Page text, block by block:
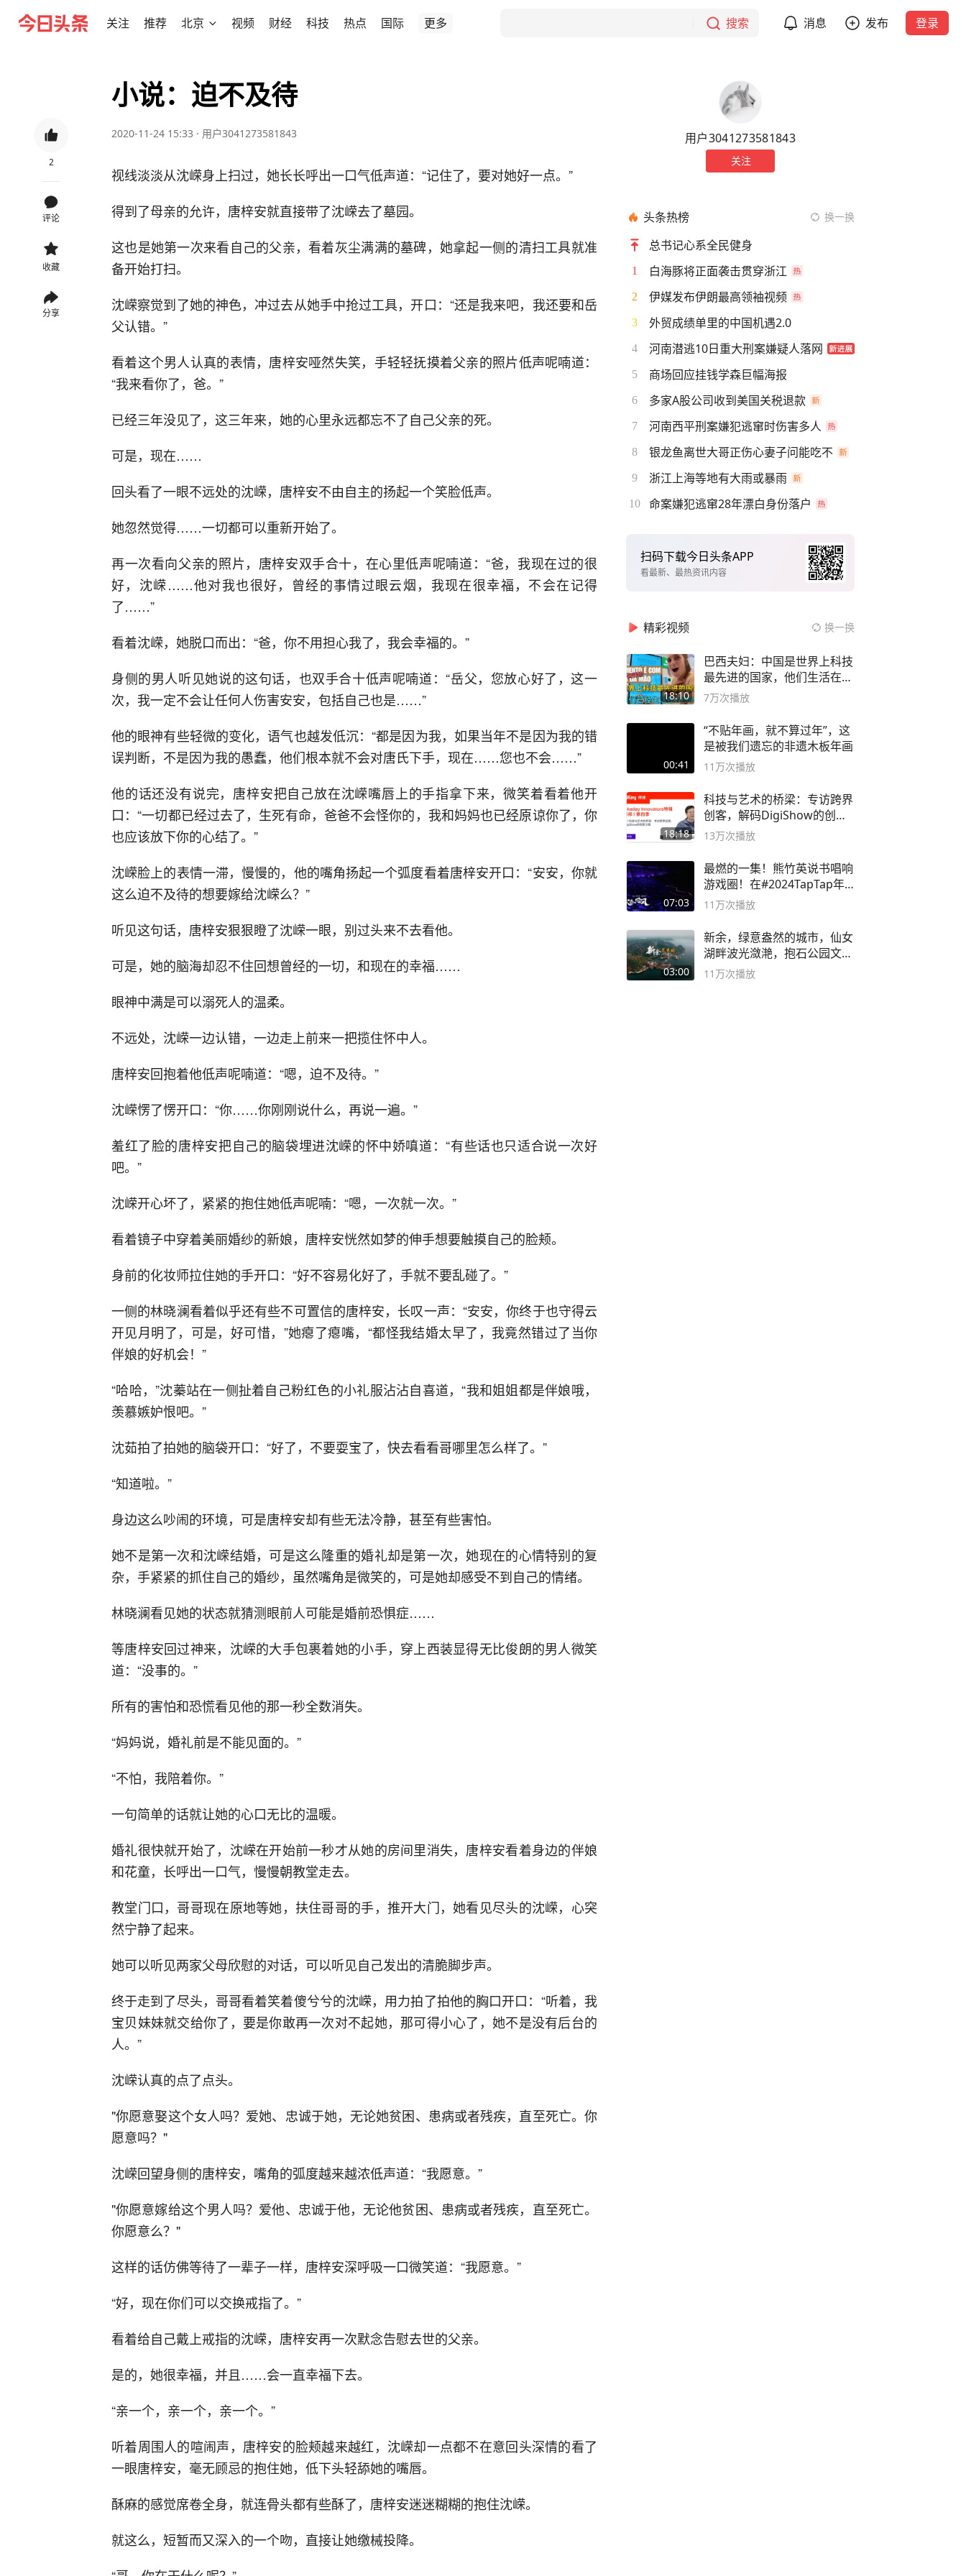
关注 推荐 北京 视频 财经 科技 热点 国际 更多 搜索 消息 发布 登录
2
评论
收藏
分享
小说：迫不及待
2020-11-24 15:33 · 用户3041273581843
视线淡淡从沈嵘身上扫过，她长长呼出一口气低声道：“记住了，要对她好一点。”
得到了母亲的允许，唐梓安就直接带了沈嵘去了墓园。
这也是她第一次来看自己的父亲，看着灰尘满满的墓碑，她拿起一侧的清扫工具就准
备开始打扫。
沈嵘察觉到了她的神色，冲过去从她手中抢过工具，开口：“还是我来吧，我还要和岳
父认错。”
看着这个男人认真的表情，唐梓安哑然失笑，手轻轻抚摸着父亲的照片低声呢喃道：
“我来看你了，爸。”
已经三年没见了，这三年来，她的心里永远都忘不了自己父亲的死。
可是，现在……
回头看了一眼不远处的沈嵘，唐梓安不由自主的扬起一个笑脸低声。
她忽然觉得……一切都可以重新开始了。
再一次看向父亲的照片，唐梓安双手合十，在心里低声呢喃道：“爸，我现在过的很
好，沈嵘……他对我也很好，曾经的事情过眼云烟，我现在很幸福，不会在记得
了……”
看着沈嵘，她脱口而出：“爸，你不用担心我了，我会幸福的。”
身侧的男人听见她说的这句话，也双手合十低声呢喃道：“岳父，您放心好了，这一
次，我一定不会让任何人伤害安安，包括自己也是……”
他的眼神有些轻微的变化，语气也越发低沉：“都是因为我，如果当年不是因为我的错
误判断，不是因为我的愚蠢，他们根本就不会对唐氏下手，现在……您也不会……”
他的话还没有说完，唐梓安把自己放在沈嵘嘴唇上的手指拿下来，微笑着看着他开
口：“一切都已经过去了，生死有命，爸爸不会怪你的，我和妈妈也已经原谅你了，你
也应该放下你的心结了。”
沈嵘脸上的表情一滞，慢慢的，他的嘴角扬起一个弧度看着唐梓安开口：“安安，你就
这么迫不及待的想要嫁给沈嵘么？”
听见这句话，唐梓安狠狠瞪了沈嵘一眼，别过头来不去看他。
可是，她的脑海却忍不住回想曾经的一切，和现在的幸福……
眼神中满是可以溺死人的温柔。
不远处，沈嵘一边认错，一边走上前来一把揽住怀中人。
唐梓安回抱着他低声呢喃道：“嗯，迫不及待。”
沈嵘愣了愣开口：“你……你刚刚说什么，再说一遍。”
羞红了脸的唐梓安把自己的脑袋埋进沈嵘的怀中娇嗔道：“有些话也只适合说一次好
吧。”
沈嵘开心坏了，紧紧的抱住她低声呢喃：“嗯，一次就一次。”
看着镜子中穿着美丽婚纱的新娘，唐梓安恍然如梦的伸手想要触摸自己的脸颊。
身前的化妆师拉住她的手开口：“好不容易化好了，手就不要乱碰了。”
一侧的林晓澜看着似乎还有些不可置信的唐梓安，长叹一声：“安安，你终于也守得云
开见月明了，可是，好可惜，”她瘪了瘪嘴，“都怪我结婚太早了，我竟然错过了当你
伴娘的好机会！”
“哈哈，”沈蓁站在一侧扯着自己粉红色的小礼服沾沾自喜道，“我和姐姐都是伴娘哦，
羡慕嫉妒恨吧。”
沈茹拍了拍她的脑袋开口：“好了，不要耍宝了，快去看看哥哪里怎么样了。”
“知道啦。”
身边这么吵闹的环境，可是唐梓安却有些无法冷静，甚至有些害怕。
她不是第一次和沈嵘结婚，可是这么隆重的婚礼却是第一次，她现在的心情特别的复
杂，手紧紧的抓住自己的婚纱，虽然嘴角是微笑的，可是她却感受不到自己的情绪。
林晓澜看见她的状态就猜测眼前人可能是婚前恐惧症……
等唐梓安回过神来，沈嵘的大手包裹着她的小手，穿上西装显得无比俊朗的男人微笑
道：“没事的。”
所有的害怕和恐慌看见他的那一秒全数消失。
“妈妈说，婚礼前是不能见面的。”
“不怕，我陪着你。”
一句简单的话就让她的心口无比的温暖。
婚礼很快就开始了，沈嵘在开始前一秒才从她的房间里消失，唐梓安看着身边的伴娘
和花童，长呼出一口气，慢慢朝教堂走去。
教堂门口，哥哥现在原地等她，扶住哥哥的手，推开大门，她看见尽头的沈嵘，心突
然宁静了起来。
她可以听见两家父母欣慰的对话，可以听见自己发出的清脆脚步声。
终于走到了尽头，哥哥看着笑着傻兮兮的沈嵘，用力拍了拍他的胸口开口：“听着，我
宝贝妹妹就交给你了，要是你敢再一次对不起她，那可得小心了，她不是没有后台的
人。”
沈嵘认真的点了点头。
"你愿意娶这个女人吗？爱她、忠诚于她，无论她贫困、患病或者残疾，直至死亡。你
愿意吗？"
沈嵘回望身侧的唐梓安，嘴角的弧度越来越浓低声道：“我愿意。”
"你愿意嫁给这个男人吗？爱他、忠诚于他，无论他贫困、患病或者残疾，直至死亡。
你愿意么？"
这样的话仿佛等待了一辈子一样，唐梓安深呼吸一口微笑道：“我愿意。”
“好，现在你们可以交换戒指了。”
看着给自己戴上戒指的沈嵘，唐梓安再一次默念告慰去世的父亲。
是的，她很幸福，并且……会一直幸福下去。
“亲一个，亲一个，亲一个。”
听着周围人的喧闹声，唐梓安的脸颊越来越红，沈嵘却一点都不在意回头深情的看了
一眼唐梓安，毫无顾忌的抱住她，低下头轻舔她的嘴唇。
酥麻的感觉席卷全身，就连骨头都有些酥了，唐梓安迷迷糊糊的抱住沈嵘。
就这么，短暂而又深入的一个吻，直接让她缴械投降。
用户3041273581843
关注
头条热榜 换一换
总书记心系全民健身
1 白海豚将正面袭击贯穿浙江
2 伊媒发布伊朗最高领袖视频
3 外贸成绩单里的中国机遇2.0
4 河南潜逃10日重大刑案嫌疑人落网
5 商场回应挂钱学森巨幅海报
6 多家A股公司收到美国关税退款
7 河南西平刑案嫌犯逃窜时伤害多人
8 银龙鱼离世大哥正伤心妻子问能吃不
9 浙江上海等地有大雨或暴雨
10 命案嫌犯逃窜28年漂白身份落户
扫码下载今日头条APP
看最新、最热资讯内容
精彩视频 换一换
18:10
巴西夫妇：中国是世界上科技
最先进的国家，他们生活在
2999年
7万次播放
00:41
“不贴年画，就不算过年”，这
是被我们遗忘的非遗木板年画
11万次播放
18:18
科技与艺术的桥梁：专访跨界
创客，解码DigiShow的创新
之路
13万次播放
07:03
最燃的一集！熊竹英说书唱响
游戏圈！在#2024TapTap年
度游戏大赏
11万次播放
03:00
新余，绿意盎然的城市，仙女
湖畔波光潋滟，抱石公园文化
深邃……
11万次播放